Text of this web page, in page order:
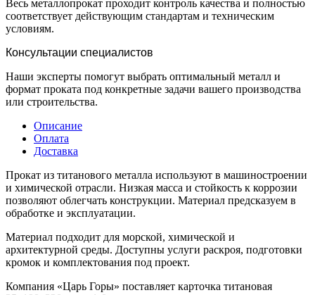
Весь металлопрокат проходит контроль качества и полностью
соответствует действующим стандартам и техническим
условиям.
Консультации специалистов
Наши эксперты помогут выбрать оптимальный металл и
формат проката под конкретные задачи вашего производства
или строительства.
Описание
Оплата
Доставка
Прокат из титанового металла используют в машиностроении
и химической отрасли. Низкая масса и стойкость к коррозии
позволяют облегчать конструкции. Материал предсказуем в
обработке и эксплуатации.
Материал подходит для морской, химической и
архитектурной среды. Доступны услуги раскроя, подготовки
кромок и комплектования под проект.
Компания «Царь Горы» поставляет карточка титановая